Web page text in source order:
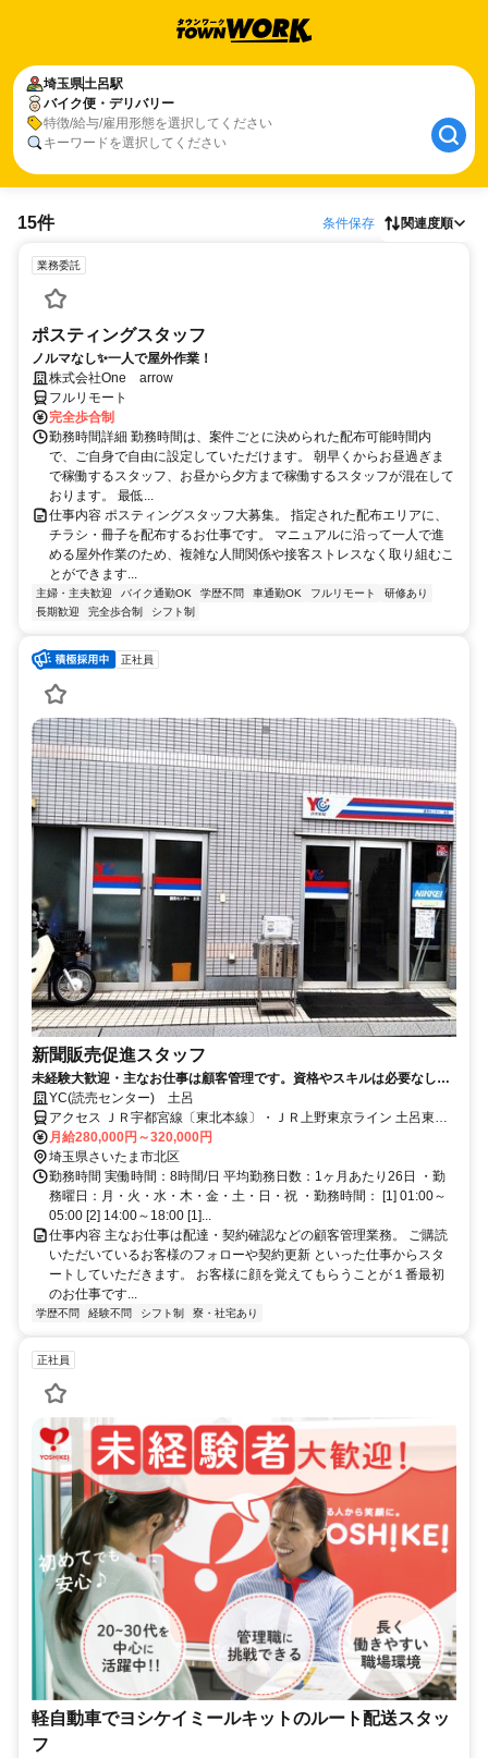
埼玉県土呂駅
バイク便・デリバリー
特徴/給与/雇用形態を選択してください
キーワードを選択してください
15件 条件保存 関連度順
業務委託
ポスティングスタッフ
ノルマなし✨一人で屋外作業！
株式会社One arrow
フルリモート
完全歩合制
勤務時間詳細 勤務時間は、案件ごとに決められた配布可能時間内
で、ご自身で自由に設定していただけます。 朝早くからお昼過ぎま
で稼働するスタッフ、お昼から夕方まで稼働するスタッフが混在して
おります。 最低...
仕事内容 ポスティングスタッフ大募集。 指定された配布エリアに、
チラシ・冊子を配布するお仕事です。 マニュアルに沿って一人で進
める屋外作業のため、複雑な人間関係や接客ストレスなく取り組むこ
とができます...
主婦・主夫歓迎 バイク通勤OK 学歴不問 車通勤OK フルリモート
研修あり
長期歓迎
完全歩合制 シフト制
正社員
新聞販売促進スタッフ
未経験大歓迎・主なお仕事は顧客管理です。資格やスキルは必要なし。
日々の業務で月収もアップ！
YC(読売センター) 土呂
アクセス ＪＲ宇都宮線〔東北本線〕・ＪＲ上野東京ライン 土呂東口
徒歩約2分、東武野田線〔アーバンパークライン〕 大宮公園徒歩約12
分、東武野田線〔アーバンパークライン〕 大和田（埼玉県）徒歩約
22分
月給280,000円～320,000円
埼玉県さいたま市北区
勤務時間 実働時間：8時間/日 平均勤務日数：1ヶ月あたり26日 ・勤
務曜日：月・火・水・木・金・土・日・祝 ・勤務時間： [1] 01:00～
05:00 [2] 14:00～18:00 [1]...
仕事内容 主なお仕事は配達・契約確認などの顧客管理業務。 ご購読
いただいているお客様のフォローや契約更新 といった仕事からスタ
ートしていただきます。 お客様に顔を覚えてもらうことが１番最初
のお仕事です...
学歴不問 経験不問 シフト制 寮・社宅あり
正社員
軽自動車でヨシケイミールキットのルート配送スタッ
フ